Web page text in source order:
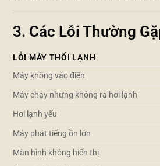
3. Các Lỗi Thường
LỖI MÁY THỔI LẠNH
Máy không vào điện
Máy chạy nhưng không ra hơi lạnh
Hơi lạnh yếu
Máy phát tiếng ồn lớn
Màn hình không hiển thị